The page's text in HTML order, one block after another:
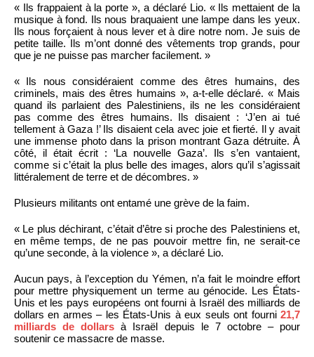
« Ils frappaient à la porte », a déclaré Lio. « Ils mettaient de la
musique à fond. Ils nous braquaient une lampe dans les yeux.
Ils nous forçaient à nous lever et à dire notre nom. Je suis de
petite taille. Ils m’ont donné des vêtements trop grands, pour
que je ne puisse pas marcher facilement. »
« Ils nous considéraient comme des êtres humains, des
criminels, mais des êtres humains », a-t-elle déclaré. « Mais
quand ils parlaient des Palestiniens, ils ne les considéraient
pas comme des êtres humains. Ils disaient : ‘J’en ai tué
tellement à Gaza !’ Ils disaient cela avec joie et fierté. Il y avait
une immense photo dans la prison montrant Gaza détruite. À
côté, il était écrit : ‘La nouvelle Gaza’. Ils s’en vantaient,
comme si c’était la plus belle des images, alors qu’il s’agissait
littéralement de terre et de décombres. »
Plusieurs militants ont entamé une grève de la faim.
« Le plus déchirant, c’était d’être si proche des Palestiniens et,
en même temps, de ne pas pouvoir mettre fin, ne serait-ce
qu’une seconde, à la violence », a déclaré Lio.
Aucun pays, à l’exception du Yémen, n’a fait le moindre effort
pour mettre physiquement un terme au génocide. Les États-
Unis et les pays européens ont fourni à Israël des milliards de
dollars en armes – les États-Unis à eux seuls ont fourni 21,7
milliards de dollars à Israël depuis le 7 octobre – pour
soutenir ce massacre de masse.